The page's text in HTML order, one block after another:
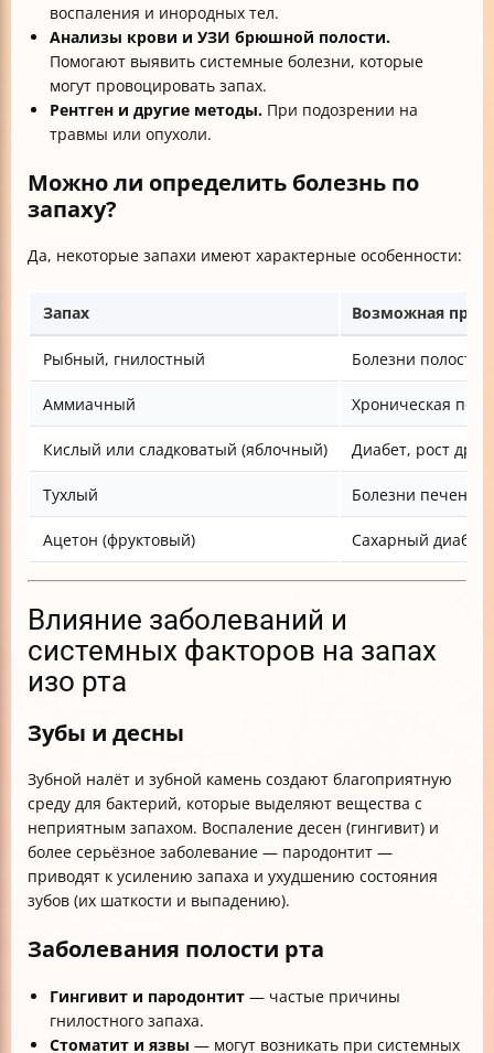
воспаления и инородных тел.
Анализы крови и УЗИ брюшной полости.
Помогают выявить системные болезни, которые
могут провоцировать запах.
Рентген и другие методы. При подозрении на
травмы или опухоли.
Можно ли определить болезнь по
запаху?
Да, некоторые запахи имеют характерные особенности:
Запах Возможная
Рыбный, гнилостный Болезни полости
Аммиачный Хроническая
Кислый или сладковатый (яблочный) Диабет, рост
Тухлый Болезни печени,
Ацетон (фруктовый) Сахарный диабет
Влияние заболеваний и
системных факторов на запах
изо рта
Зубы и десны
Зубной налёт и зубной камень создают благоприятную
среду для бактерий, которые выделяют вещества с
неприятным запахом. Воспаление десен (гингивит) и
более серьёзное заболевание — пародонтит —
приводят к усилению запаха и ухудшению состояния
зубов (их шаткости и выпадению).
Заболевания полости рта
Гингивит и пародонтит — частые причины
гнилостного запаха.
Стоматит и язвы — могут возникать при системных